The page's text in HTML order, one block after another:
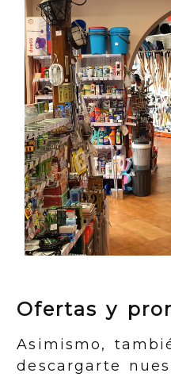
Ofertas y
Asimismo,
descargarte